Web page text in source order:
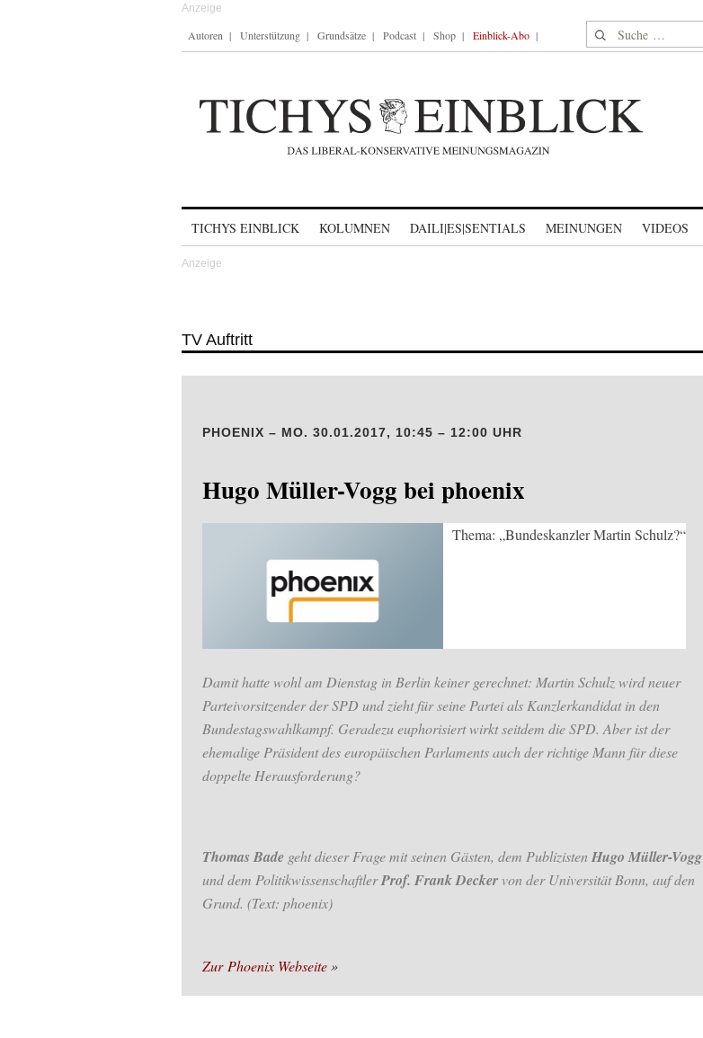
Autoren Unterstützung Grundsätze Podcast Shop Einblick-Abo Suche nach:
TICHYS EINBLICK KOLUMNEN DAILI|ES|SENTIALS MEINUNGEN VIDEOS
TV Auftritt
PHOENIX – MO. 30.01.2017, 10:45 – 12:00 UHR
Hugo Müller-Vogg bei phoenix
Thema: „Bundeskanzler Martin Schulz?“
Damit hatte wohl am Dienstag in Berlin keiner gerechnet: Martin Schulz wird neuer
Parteivorsitzender der SPD und zieht für seine Partei als Kanzlerkandidat in den
Bundestagswahlkampf. Geradezu euphorisiert wirkt seitdem die SPD. Aber ist der
ehemalige Präsident des europäischen Parlaments auch der richtige Mann für diese
doppelte Herausforderung?
Thomas Bade geht dieser Frage mit seinen Gästen, dem PublizistenHugo Müller-Vogg
und dem PolitikwissenschaftlerProf. Frank Decker von der Universität Bonn, auf den
Grund. (Text: phoenix)
Zur Phoenix Webseite